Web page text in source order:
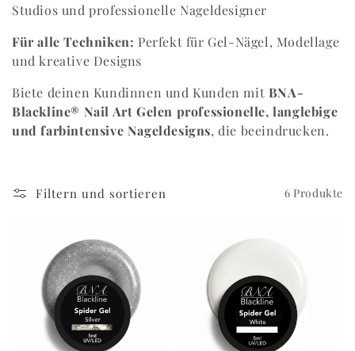
Studios und professionelle Nageldesigner
Für alle Techniken: Perfekt für Gel-Nägel, Modellage
und kreative Designs
Biete deinen Kundinnen und Kunden mit BNA-
Blackline® Nail Art Gelen professionelle, langlebige
und farbintensive Nageldesigns, die beeindrucken.
Filtern und sortieren 6 Produkte